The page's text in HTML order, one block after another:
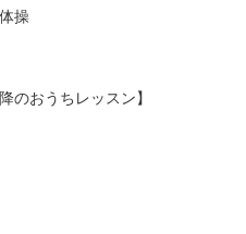
操
のおうちレッスン】